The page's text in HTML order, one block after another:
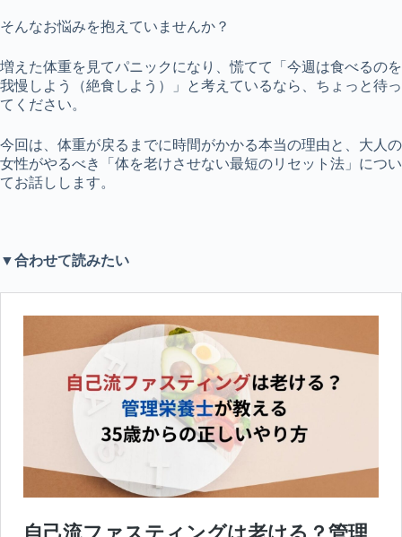
そんなお悩みを抱えていませんか？
増えた体重を見てパニックになり、慌てて「今週は食べるのを
我慢しよう（絶食しよう）」と考えているなら、 ちょっと待っ
てください。
今回は、 体重が戻るまでに時間がかかる本当の理由と、 大人の
女性がやるべき「体を老けさせない最短のリセット法」につい
てお話しします。
▼合わせて読みたい